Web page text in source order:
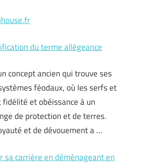
du terme allégeance
concept ancien qui trouve ses
féodaux, où les serfs et
et obéissance à un
de protection et de terres.
et de dévouement a …
sa carrière en déménageant en